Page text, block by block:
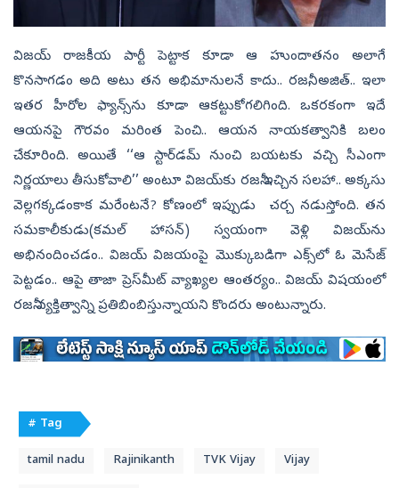
విజయ్‌ రాజకీయ పార్టీ పెట్టాక కూడా ఆ హుందాతనం అలాగే
కొనసాగడం అది అటు తన అభిమానులనే కాదు.. రజనీ, అజిత్‌.. ఇలా
ఇతర హీరోల ఫ్యాన్స్‌ను కూడా ఆకట్టుకోగలిగింది. ఒకరకంగా ఇదే
ఆయనపై గౌరవం మరింత పెంచి.. ఆయన నాయకత్వానికి బలం
చేకూరింది. అయితే ‘‘ఆ స్టార్‌డమ్‌ నుంచి బయటకు వచ్చి సీఎంగా
నిర్ణయాలు తీసుకోవాలి’’ అంటూ విజయ్‌కు రజనీ ఇచ్చిన సలహా.. అక్కసు
వెల్లగక్కడంకాక మరేంటనే? కోణంలో ఇప్పుడు చర్చ నడుస్తోంది. తన
సమకాలీకుడు(కమల్‌ హాసన్‌) స్వయంగా వెళ్లి విజయ్‌ను
అభినందించడం.. విజయ్‌ విజయంపై మొక్కుబడిగా ఎక్స్‌లో ఓ మెసేజ్‌
పెట్టడం.. ఆపై తాజా ప్రెస్‌మీట్‌ వ్యాఖ్యల ఆంతర్యం.. విజయ్‌ విషయంలో
రజనీ వ్యక్తిత్వాన్ని ప్రతిబింబిస్తున్నాయని కొందరు అంటున్నారు.
# Tag
tamil nadu Rajinikanth TVK Vijay Vijay